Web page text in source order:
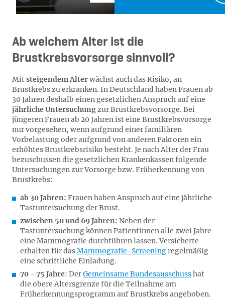
Ab welchem Alter ist die
Brustkrebsvorsorge sinnvoll?
Mitsteigendem Alterwächst auch das Risiko, an
Brustkrebs zu erkranken. In Deutschland haben Frauen ab
30 Jahren deshalb einen gesetzlichen Anspruch auf eine
jährliche Untersuchungzur Brustkrebsvorsorge. Bei
jüngeren Frauen ab 20 Jahren ist eine Brustkrebsvorsorge
nur vorgesehen, wenn aufgrund einer familiären
Vorbelastung oder aufgrund von anderen Faktoren ein
erhöhtes Brustkrebsrisiko besteht. Je nach Alter der Frau
bezuschussen die gesetzlichen Krankenkassen folgende
Untersuchungen zur Vorsorge bzw. Früherkennung von
Brustkrebs:
ab 30 Jahren: Frauen haben Anspruch auf eine jährliche
Tastuntersuchung der Brust.
zwischen 50 und 69 Jahren: Neben der
Tastuntersuchung können Patientinnen alle zwei Jahre
eine Mammografie durchführen lassen. Versicherte
erhalten für dasMammografie-Screeningregelmäßig
eine schriftliche Einladung.
70 - 75 Jahre: DerGemeinsame Bundesausschusshat
die obere Altersgrenze für die Teilnahme am
Früherkennungsprogramm auf Brustkrebs angehoben.